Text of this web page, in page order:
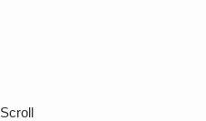
Scroll